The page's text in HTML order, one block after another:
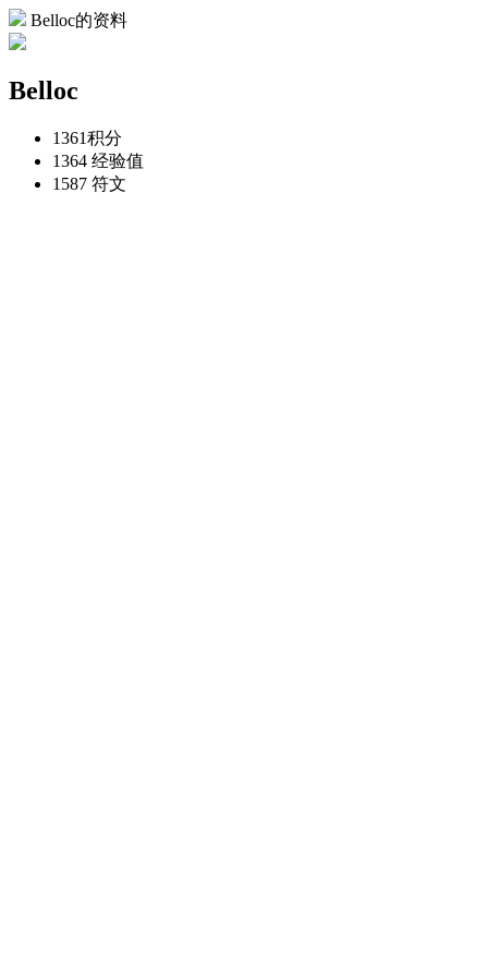
Belloc的资料
Belloc
1361积分
1364 经验值
1587 符文